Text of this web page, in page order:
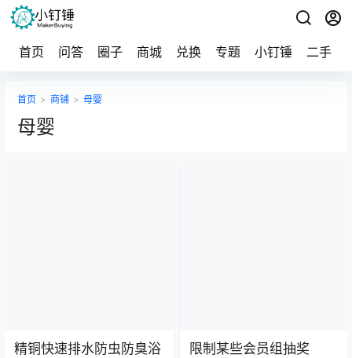
首页 问答 圈子 商城 兑换 专题 小钉锤 二手
首页 > 商铺 > 母婴
母婴
精铜快速排水防虫防臭浴
限制某些会员组抽奖